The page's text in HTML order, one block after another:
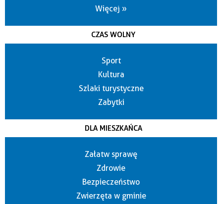
Więcej »
CZAS WOLNY
Sport
Kultura
Szlaki turystyczne
Zabytki
DLA MIESZKAŃCA
Załatw sprawę
Zdrowie
Bezpieczeństwo
Zwierzęta w gminie